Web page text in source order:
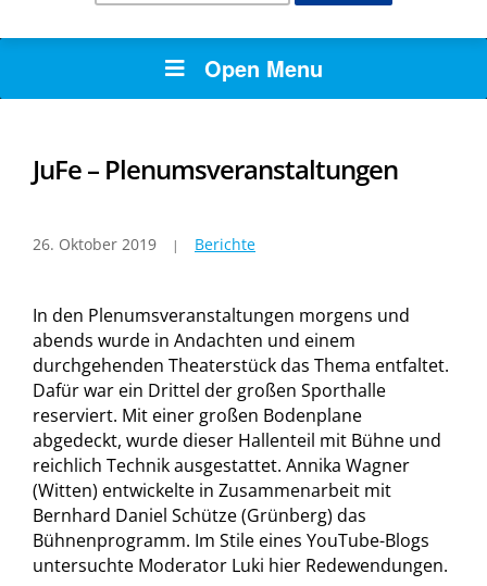
Open Menu
JuFe – Plenumsveranstaltungen
26. Oktober 2019 Berichte
In den Plenumsveranstaltungen morgens und
abends wurde in Andachten und einem
durchgehenden Theaterstück das Thema entfaltet.
Dafür war ein Drittel der großen Sporthalle
reserviert. Mit einer großen Bodenplane
abgedeckt, wurde dieser Hallenteil mit Bühne und
reichlich Technik ausgestattet. Annika Wagner
(Witten) entwickelte in Zusammenarbeit mit
Bernhard Daniel Schütze (Grünberg) das
Bühnenprogramm. Im Stile eines YouTube-Blogs
untersuchte Moderator Luki hier Redewendungen.